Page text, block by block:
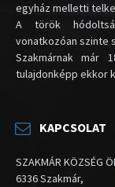
egyház melletti
A török
vonatkozóan szinte
Szakmárnak már
tulajdonképp ekkor
KAPCSOLAT
SZAKMÁR KÖZSÉG
6336 Szakmár,